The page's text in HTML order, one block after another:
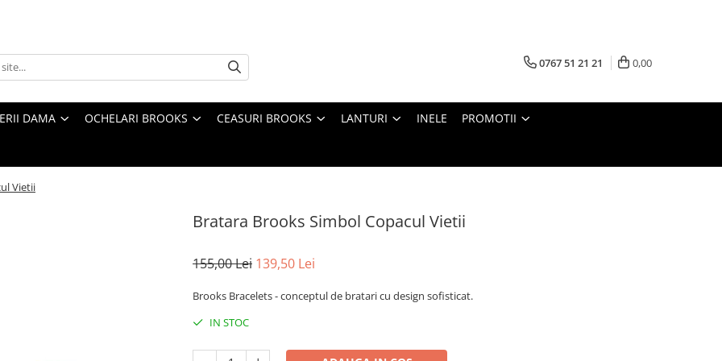
0767 51 21 21 0,00
DAMA OCHELARI BROOKS CEASURI BROOKS LANTURI INELE PROMOTII
Vietii
Bratara Brooks Simbol Copacul Vietii
155,00 Lei 139,50 Lei
Brooks Bracelets - conceptul de bratari cu design sofisticat.
IN STOC